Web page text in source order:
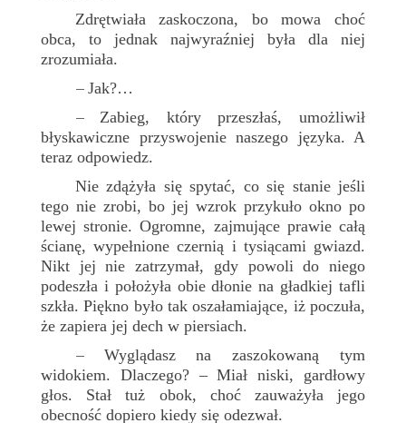
Zdrętwiała zaskoczona, bo mowa choć
obca, to jednak najwyraźniej była dla niej
zrozumiała.
– Jak?…
–Zabieg, który przeszłaś, umożliwił
błyskawiczne przyswojenie naszego języka. A
teraz odpowiedz.
Nie zdążyła się spytać, co się stanie jeśli
tego nie zrobi, bo jej wzrok przykuło okno po
lewej stronie. Ogromne, zajmujące prawie całą
ścianę, wypełnione czernią i tysiącami gwiazd.
Nikt jej nie zatrzymał, gdy powoli do niego
podeszła i położyła obie dłonie na gładkiej tafli
szkła. Piękno było tak oszałamiające, iż poczuła,
że zapiera jej dech w piersiach.
– Wyglądasz na zaszokowaną tym
widokiem. Dlaczego? – Miał niski, gardłowy
głos. Stał tuż obok, choć zauważyła jego
obecność dopiero kiedy się odezwał.